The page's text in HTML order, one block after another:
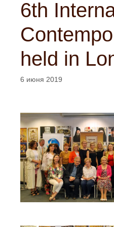
6th
held in
6 июня 2019